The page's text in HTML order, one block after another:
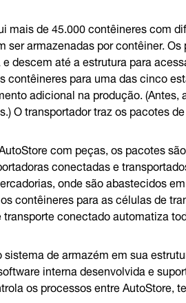
mais de 45.000 contêineres com
ser armazenadas por contêiner.
descem até a estrutura para
contêineres para uma das cinco
adicional na produção.
O transportador traz os pacotes
com peças, os pacotes
conectadas e
onde são abastecidos
contêineres para as células de
conectado automatiza
de armazém em sua
interna desenvolvida e
os processos entre AutoStore,